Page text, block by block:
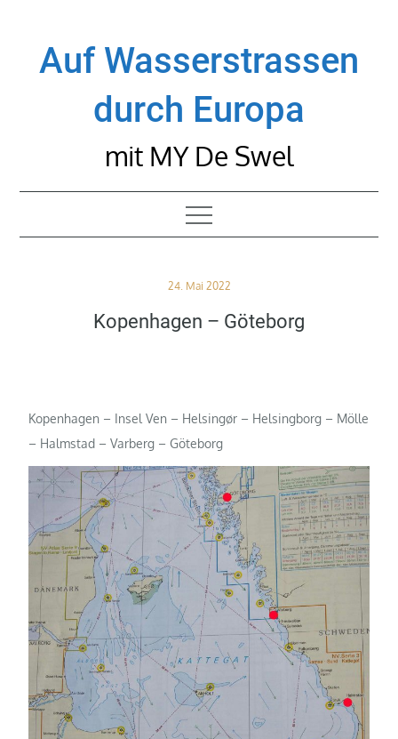
contentAuf Wasserstrassen
durch Europa
mit MY De Swel
Posted
24. Mai 2022
Kopenhagen – Göteborg
Kopenhagen – Insel Ven – Helsingør – Helsingborg – Mölle
– Halmstad – Varberg – Göteborg